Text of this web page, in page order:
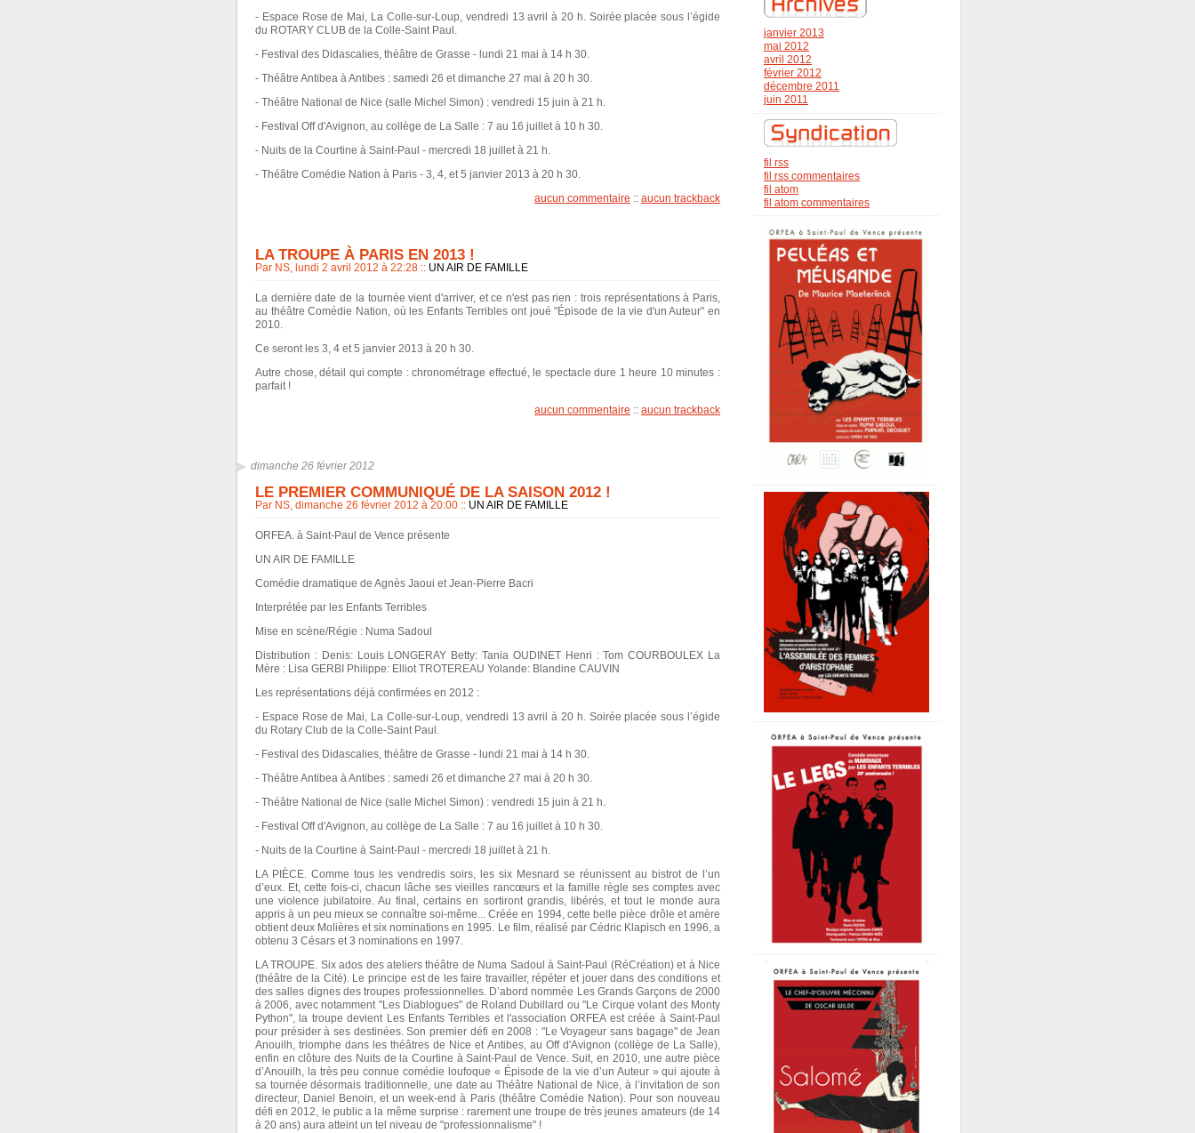
- Espace Rose de Mai, La Colle-sur-Loup, vendredi 13 avril à 20 h. Soirée placée sous l’égide
du ROTARY CLUB de la Colle-Saint Paul.
- Festival des Didascalies, théâtre de Grasse - lundi 21 mai à 14 h 30.
- Théâtre Antibea à Antibes : samedi 26 et dimanche 27 mai à 20 h 30.
- Théâtre National de Nice (salle Michel Simon) : vendredi 15 juin à 21 h.
- Festival Off d'Avignon, au collège de La Salle : 7 au 16 juillet à 10 h 30.
- Nuits de la Courtine à Saint-Paul - mercredi 18 juillet à 21 h.
- Théâtre Comédie Nation à Paris - 3, 4, et 5 janvier 2013 à 20 h 30.
aucun commentaire :: aucun trackback
LA TROUPE À PARIS EN 2013 !
Par NS, lundi 2 avril 2012 à 22:28 :: UN AIR DE FAMILLE
La dernière date de la tournée vient d'arriver, et ce n'est pas rien : trois représentations à Paris,
au théâtre Comédie Nation, où les Enfants Terribles ont joué "Épisode de la vie d'un Auteur" en
2010.
Ce seront les 3, 4 et 5 janvier 2013 à 20 h 30.
Autre chose, détail qui compte : chronométrage effectué, le spectacle dure 1 heure 10 minutes :
parfait !
aucun commentaire :: aucun trackback
dimanche 26 février 2012
LE PREMIER COMMUNIQUÉ DE LA SAISON 2012 !
Par NS, dimanche 26 février 2012 à 20:00 :: UN AIR DE FAMILLE
ORFEA. à Saint-Paul de Vence présente
UN AIR DE FAMILLE
Comédie dramatique de Agnès Jaoui et Jean-Pierre Bacri
Interprétée par les Enfants Terribles
Mise en scène/Régie : Numa Sadoul
Distribution : Denis: Louis LONGERAY Betty: Tania OUDINET Henri : Tom COURBOULEX La
Mère : Lisa GERBI Philippe: Elliot TROTEREAU Yolande: Blandine CAUVIN
Les représentations déjà confirmées en 2012 :
- Espace Rose de Mai, La Colle-sur-Loup, vendredi 13 avril à 20 h. Soirée placée sous l’égide
du Rotary Club de la Colle-Saint Paul.
- Festival des Didascalies, théâtre de Grasse - lundi 21 mai à 14 h 30.
- Théâtre Antibea à Antibes : samedi 26 et dimanche 27 mai à 20 h 30.
- Théâtre National de Nice (salle Michel Simon) : vendredi 15 juin à 21 h.
- Festival Off d'Avignon, au collège de La Salle : 7 au 16 juillet à 10 h 30.
- Nuits de la Courtine à Saint-Paul - mercredi 18 juillet à 21 h.
LA PIÈCE. Comme tous les vendredis soirs, les six Mesnard se réunissent au bistrot de l’un
d’eux. Et, cette fois-ci, chacun lâche ses vieilles rancœurs et la famille règle ses comptes avec
une violence jubilatoire. Au final, certains en sortiront grandis, libérés, et tout le monde aura
appris à un peu mieux se connaître soi-même... Créée en 1994, cette belle pièce drôle et amère
obtient deux Molières et six nominations en 1995. Le film, réalisé par Cédric Klapisch en 1996, a
obtenu 3 Césars et 3 nominations en 1997.
LA TROUPE. Six ados des ateliers théâtre de Numa Sadoul à Saint-Paul (RéCréation) et à Nice
(théâtre de la Cité). Le principe est de les faire travailler, répéter et jouer dans des conditions et
des salles dignes des troupes professionnelles. D’abord nommée Les Grands Garçons de 2000
à 2006, avec notamment "Les Diablogues" de Roland Dubillard ou "Le Cirque volant des Monty
Python", la troupe devient Les Enfants Terribles et l'association ORFEA est créée à Saint-Paul
pour présider à ses destinées. Son premier défi en 2008 : "Le Voyageur sans bagage" de Jean
Anouilh, triomphe dans les théâtres de Nice et Antibes, au Off d'Avignon (collège de La Salle),
enfin en clôture des Nuits de la Courtine à Saint-Paul de Vence. Suit, en 2010, une autre pièce
d’Anouilh, la très peu connue comédie loufoque « Épisode de la vie d’un Auteur » qui ajoute à
sa tournée désormais traditionnelle, une date au Théâtre National de Nice, à l’invitation de son
directeur, Daniel Benoin, et un week-end à Paris (théâtre Comédie Nation). Pour son nouveau
défi en 2012, le public a la même surprise : rarement une troupe de très jeunes amateurs (de 14
à 20 ans) aura atteint un tel niveau de "professionnalisme" !
janvier 2013
mai 2012
avril 2012
février 2012
décembre 2011
juin 2011
fil rss
fil rss commentaires
fil atom
fil atom commentaires